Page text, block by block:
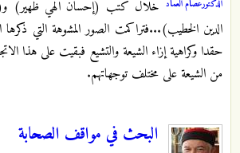
الدكتورعصام العماد خلال كتب (إحسان الهي ظهير)
الدين الخطيب)...فتراكمت الصور المشوهة التي
حقدا وكراهية إزاء الشيعة والتشيع فبقيت على هذا
من الشيعة على مختلف توجهاتهم.
البحث في مواقف الصحابة